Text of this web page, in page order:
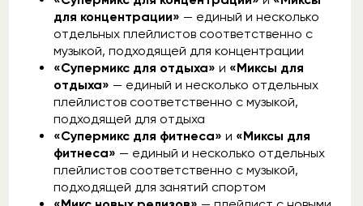
для концентрации» — единый и несколько
отдельных плейлистов соответственно с
музыкой, подходящей для концентрации
«Супермикс для отдыха» и «Миксы для
отдыха» — единый и несколько отдельных
плейлистов соответственно с музыкой,
подходящей для отдыха
«Супермикс для фитнеса» и «Миксы для
фитнеса» — единый и несколько отдельных
плейлистов соответственно с музыкой,
подходящей для занятий спортом